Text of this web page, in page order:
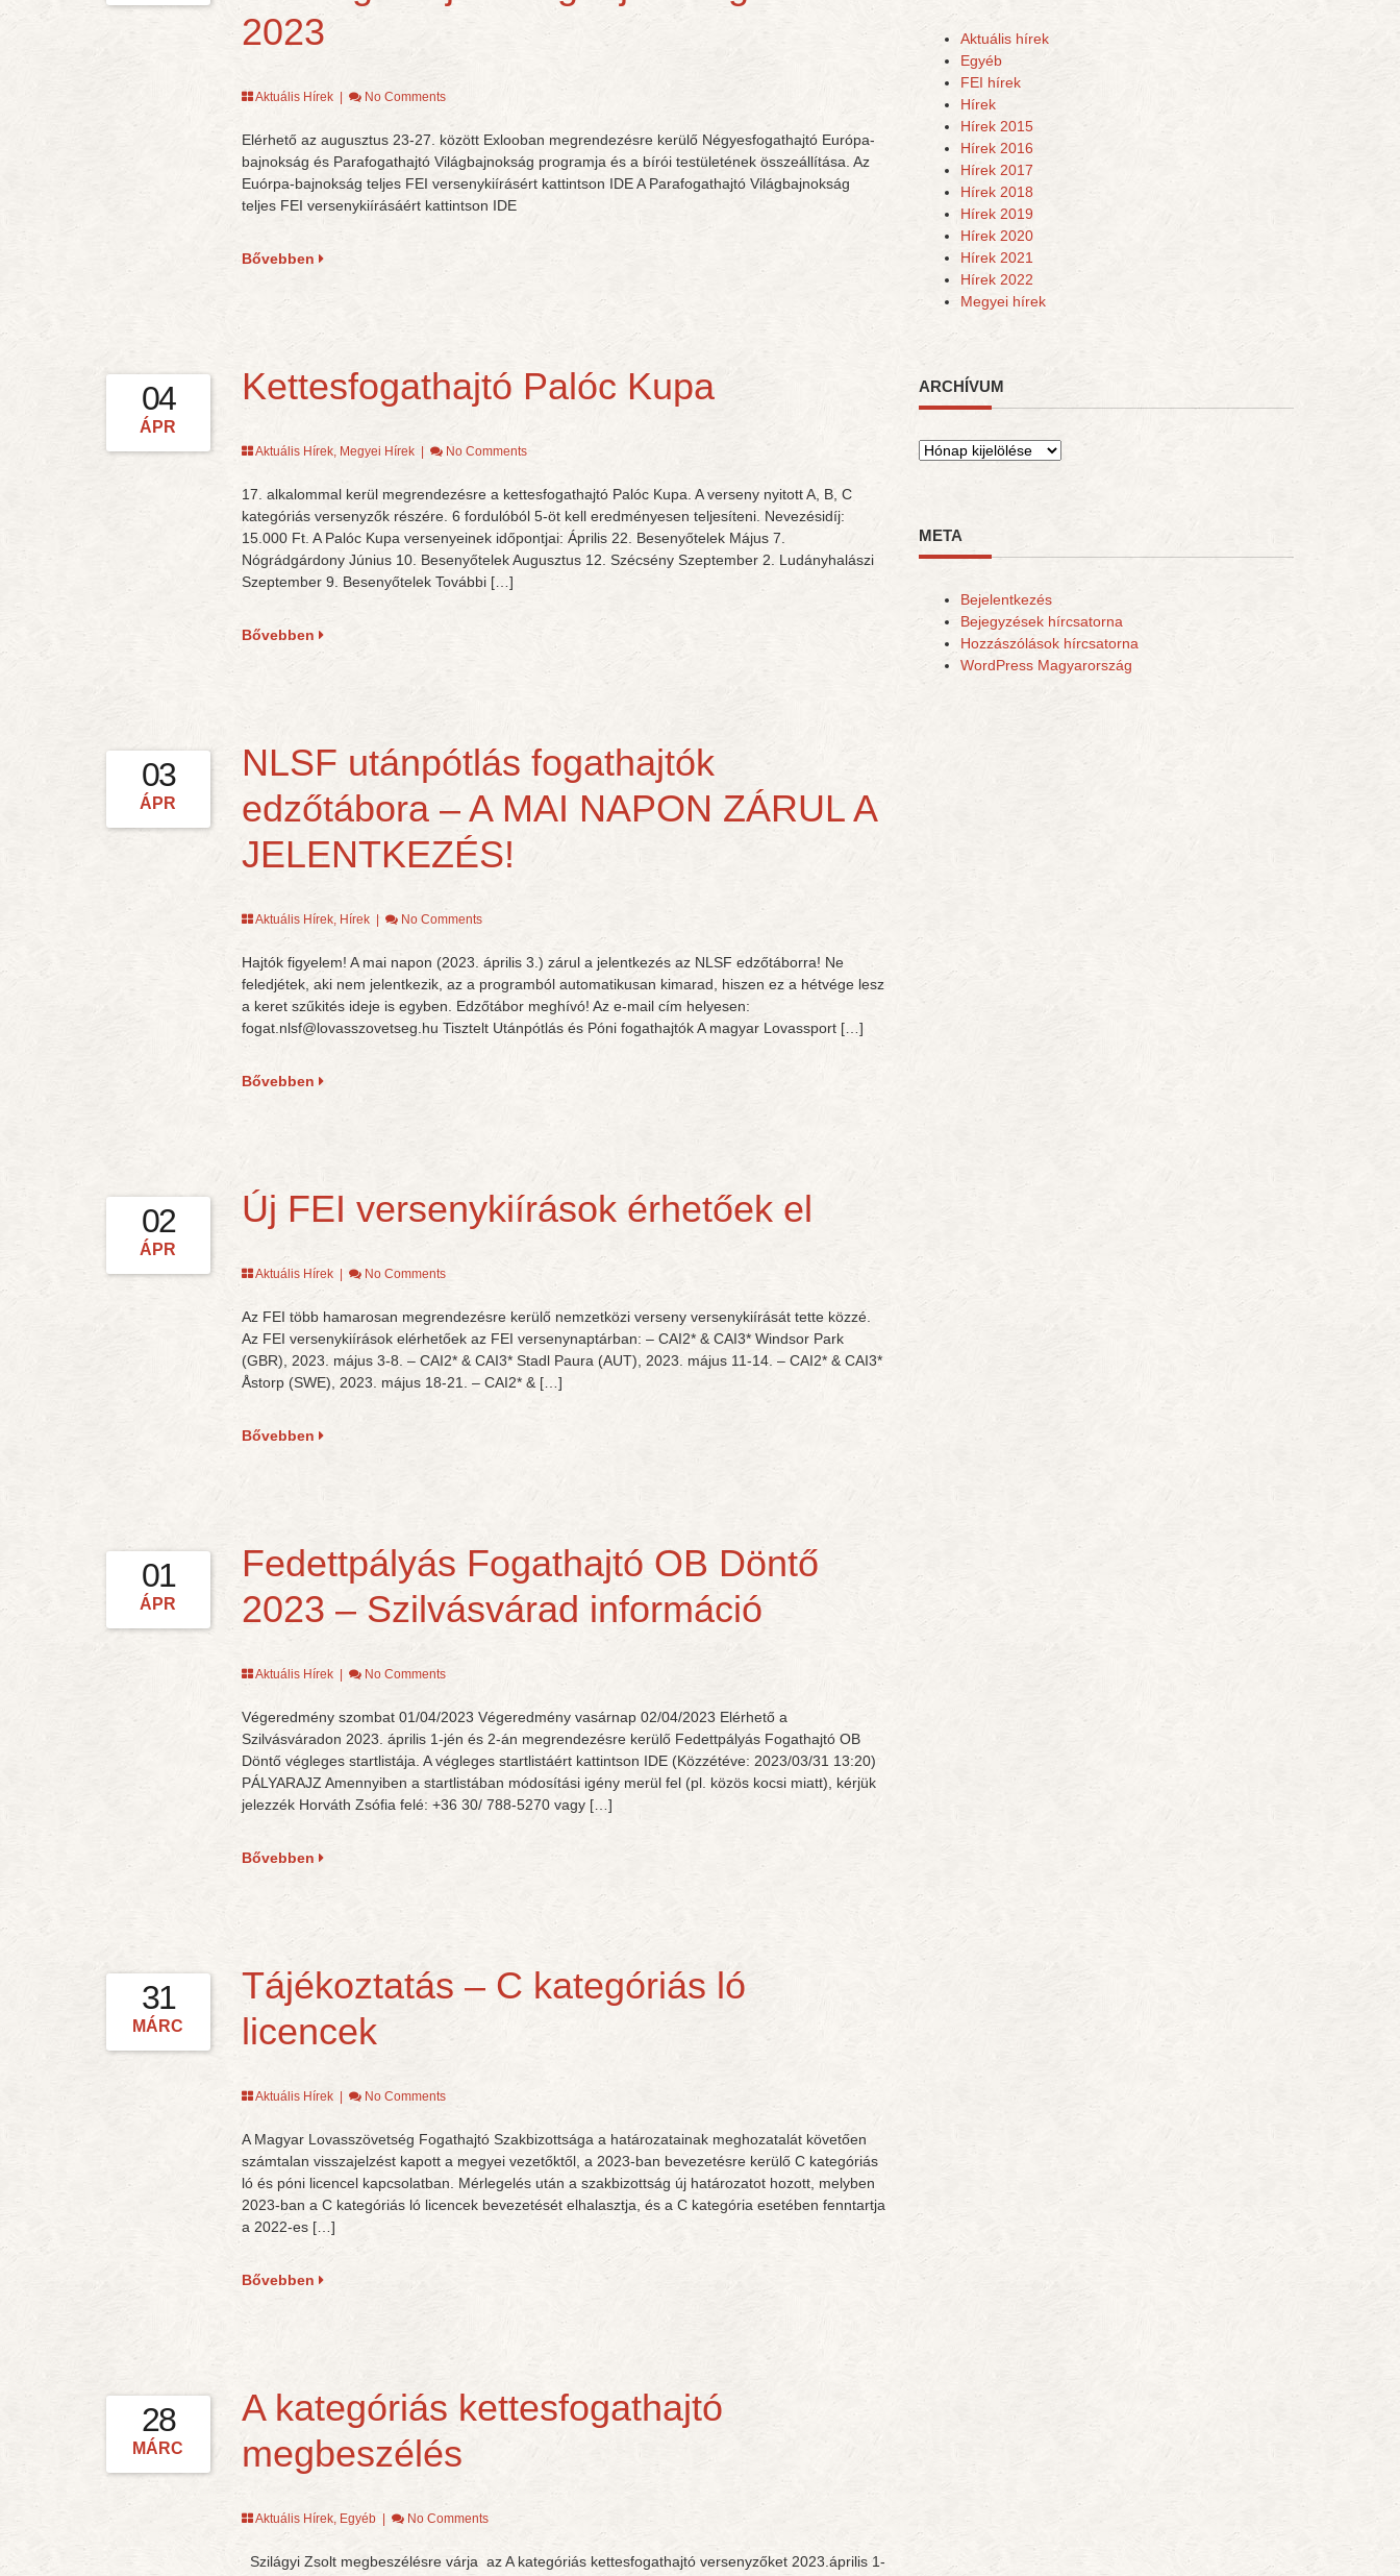
2023
Aktuális Hírek| No Comments
Elérhető az augusztus 23-27. között Exlooban megrendezésre kerülő Négyesfogathajtó Európa-
bajnokság és Parafogathajtó Világbajnokság programja és a bírói testületének összeállítása. Az
Euórpa-bajnokság teljes FEI versenykiírásért kattintson IDE A Parafogathajtó Világbajnokság
teljes FEI versenykiírásáért kattintson IDE
Bővebben
04
ÁPR
Kettesfogathajtó Palóc Kupa
Aktuális Hírek, Megyei Hírek| No Comments
17. alkalommal kerül megrendezésre a kettesfogathajtó Palóc Kupa. A verseny nyitott A, B, C
kategóriás versenyzők részére. 6 fordulóból 5-öt kell eredményesen teljesíteni. Nevezésidíj:
15.000 Ft. A Palóc Kupa versenyeinek időpontjai: Április 22. Besenyőtelek Május 7.
Nógrádgárdony Június 10. Besenyőtelek Augusztus 12. Szécsény Szeptember 2. Ludányhalászi
Szeptember 9. Besenyőtelek További […]
Bővebben
03
ÁPR
NLSF utánpótlás fogathajtók
edzőtábora – A MAI NAPON ZÁRUL A
JELENTKEZÉS!
Aktuális Hírek, Hírek| No Comments
Hajtók figyelem! A mai napon (2023. április 3.) zárul a jelentkezés az NLSF edzőtáborra! Ne
feledjétek, aki nem jelentkezik, az a programból automatikusan kimarad, hiszen ez a hétvége lesz
a keret szűkités ideje is egyben. Edzőtábor meghívó! Az e-mail cím helyesen:
fogat.nlsf@lovasszovetseg.hu Tisztelt Utánpótlás és Póni fogathajtók A magyar Lovassport […]
Bővebben
02
ÁPR
Új FEI versenykiírások érhetőek el
Aktuális Hírek| No Comments
Az FEI több hamarosan megrendezésre kerülő nemzetközi verseny versenykiírását tette közzé.
Az FEI versenykiírások elérhetőek az FEI versenynaptárban: – CAI2* & CAI3* Windsor Park
(GBR), 2023. május 3-8. – CAI2* & CAI3* Stadl Paura (AUT), 2023. május 11-14. – CAI2* & CAI3*
Åstorp (SWE), 2023. május 18-21. – CAI2* & […]
Bővebben
01
ÁPR
Fedettpályás Fogathajtó OB Döntő
2023 – Szilvásvárad információ
Aktuális Hírek| No Comments
Végeredmény szombat 01/04/2023 Végeredmény vasárnap 02/04/2023 Elérhető a
Szilvásváradon 2023. április 1-jén és 2-án megrendezésre kerülő Fedettpályás Fogathajtó OB
Döntő végleges startlistája. A végleges startlistáért kattintson IDE (Közzétéve: 2023/03/31 13:20)
PÁLYARAJZ Amennyiben a startlistában módosítási igény merül fel (pl. közös kocsi miatt), kérjük
jelezzék Horváth Zsófia felé: +36 30/ 788-5270 vagy […]
Bővebben
31
MÁRC
Tájékoztatás – C kategóriás ló
licencek
Aktuális Hírek| No Comments
A Magyar Lovasszövetség Fogathajtó Szakbizottsága a határozatainak meghozatalát követően
számtalan visszajelzést kapott a megyei vezetőktől, a 2023-ban bevezetésre kerülő C kategóriás
ló és póni licencel kapcsolatban. Mérlegelés után a szakbizottság új határozatot hozott, melyben
2023-ban a C kategóriás ló licencek bevezetését elhalasztja, és a C kategória esetében fenntartja
a 2022-es […]
Bővebben
28
MÁRC
A kategóriás kettesfogathajtó
megbeszélés
Aktuális Hírek, Egyéb| No Comments
Szilágyi Zsolt megbeszélésre várja az A kategóriás kettesfogathajtó versenyzőket 2023.április 1-
Aktuális hírek
Egyéb
FEI hírek
Hírek
Hírek 2015
Hírek 2016
Hírek 2017
Hírek 2018
Hírek 2019
Hírek 2020
Hírek 2021
Hírek 2022
Megyei hírek
ARCHÍVUM
Archívum
META
Bejelentkezés
Bejegyzések hírcsatorna
Hozzászólások hírcsatorna
WordPress Magyarország